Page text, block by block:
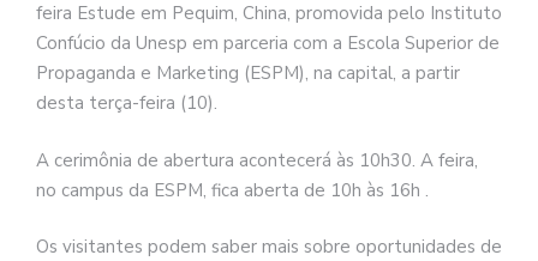
feira Estude em Pequim, China, promovida pelo Instituto
Confúcio da Unesp em parceria com a Escola Superior de
Propaganda e Marketing (ESPM), na capital, a partir
desta terça-feira (10).
A cerimônia de abertura acontecerá às 10h30. A feira,
no campus da ESPM, fica aberta de 10h às 16h .
Os visitantes podem saber mais sobre oportunidades de